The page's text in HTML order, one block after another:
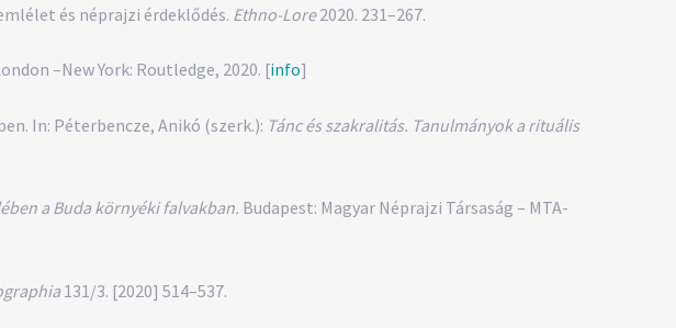
és néprajzi érdeklődés. Ethno-Lore2020. 231–267.
–New York: Routledge, 2020. [info]
In: Péterbencze, Anikó (szerk.): Tánc és szakralitás. Tanulmányok a rituális
a Buda környéki falvakban. Budapest: Magyar Néprajzi Társaság – MTA-
131/3. [2020] 514–537.